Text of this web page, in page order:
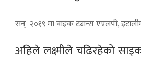
सन् २०१९ मा बाइक ट्यान्स एएलपी,
अहिले लक्ष्मीले चढिरहेको